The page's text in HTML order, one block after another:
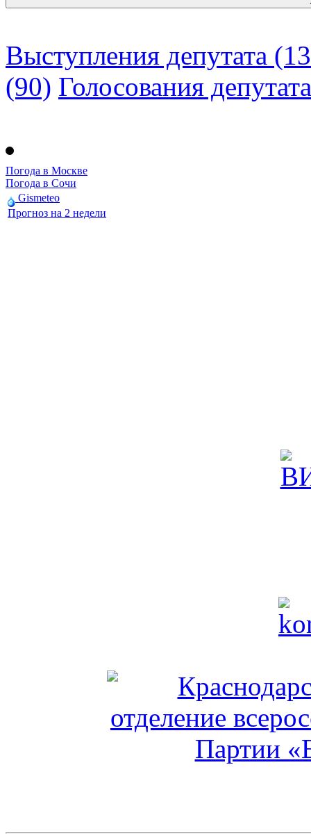
Выступления депутата
(90) Голосования депутата
Погода в Москве
Погода в Сочи
Gismeteo
Прогноз на 2 недели